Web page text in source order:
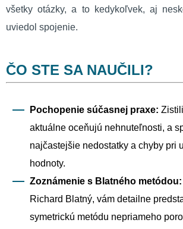
všetky otázky, a to kedykoľvek, aj
uviedol spojenie.
ČO STE SA NAUČILI?
Pochopenie súčasnej praxe:
aktuálne oceňujú nehnuteľnosti, a
najčastejšie nedostatky a chyby pri
hodnoty.
Zoznámenie s Blatného metódou:
Richard Blatný, vám detailne
symetrickú metódu nepriameho